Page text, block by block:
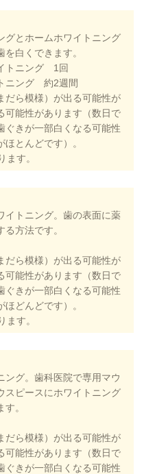
グとホームホワイトニング
白くできます。
トニング 1回
約2週間
だら模様）が出る可能性が
可能性があります（数日で
ぐきが一部白くなる可能性
とんどです）。
す。
イトニング。歯の表面に薬
方法です。
だら模様）が出る可能性が
可能性があります（数日で
ぐきが一部白くなる可能性
どんどです）。
す。
ング。歯科医院で専用マウ
スピースにホワイトニング
。
だら模様）が出る可能性が
可能性があります（数日で
ぐきが一部白くなる可能性